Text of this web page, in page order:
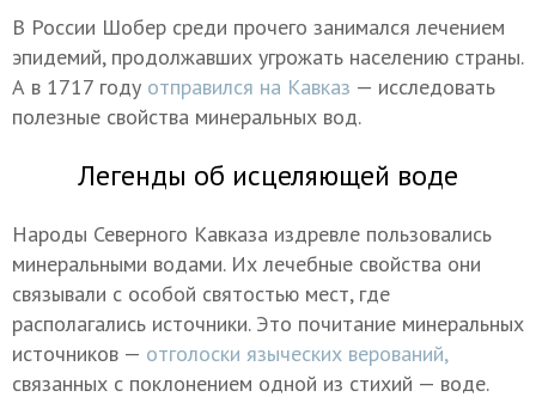
В России Шобер среди прочего занимался лечением
эпидемий, продолжавших угрожать населению страны.
А в 1717 году отправился на Кавказ — исследовать
полезные свойства минеральных вод.
Легенды об исцеляющей воде
Народы Северного Кавказа издревле пользовались
минеральными водами. Их лечебные свойства они
связывали с особой святостью мест, где
располагались источники. Это почитание минеральных
источников — отголоски языческих верований,
связанных с поклонением одной из стихий — воде.